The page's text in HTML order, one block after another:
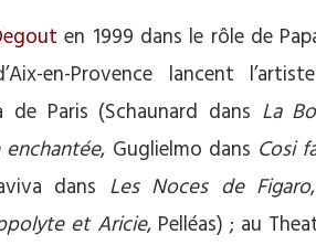
en 1999 dans le rôle de
en-Provence lancent
Paris (Schaunard dans La
enchantée, Guglielmo dans Cosi
dans Les Noces de Figaro
et Aricie, Pelléas) ; au